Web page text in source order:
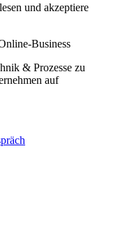
und akzeptiere
& Prozesse zu
auf